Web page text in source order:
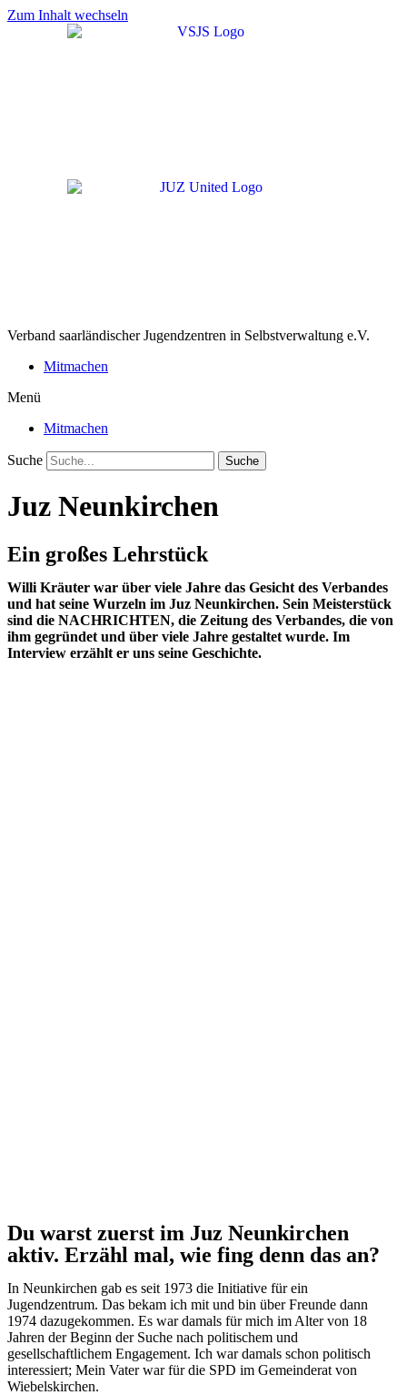
Zum Inhalt wechseln
Verband saarländischer Jugendzentren in Selbstverwaltung e.V.
Mitmachen
Menü
Mitmachen
Suche Suche
Juz Neunkirchen
Ein großes Lehrstück
Willi Kräuter war über viele Jahre das Gesicht des Verbandes
und hat seine Wurzeln im Juz Neunkirchen. Sein Meisterstück
sind die NACHRICHTEN, die Zeitung des Verbandes, die von
ihm gegründet und über viele Jahre gestaltet wurde. Im
Interview erzählt er uns seine Geschichte.
Du warst zuerst im Juz Neunkirchen
aktiv. Erzähl mal, wie fing denn das an?
In Neunkirchen gab es seit 1973 die Initiative für ein
Jugendzentrum. Das bekam ich mit und bin über Freunde dann
1974 dazugekommen. Es war damals für mich im Alter von 18
Jahren der Beginn der Suche nach politischem und
gesellschaftlichem Engagement. Ich war damals schon politisch
interessiert; Mein Vater war für die SPD im Gemeinderat von
Wiebelskirchen.